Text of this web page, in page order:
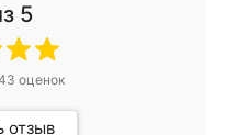
5
оценок
отзыв